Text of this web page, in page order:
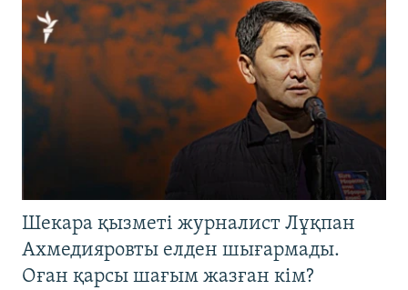
Шекара қызметі журналист Лұқпан
Ахмедияровты елден шығармады.
Оған қарсы шағым жазған кім?